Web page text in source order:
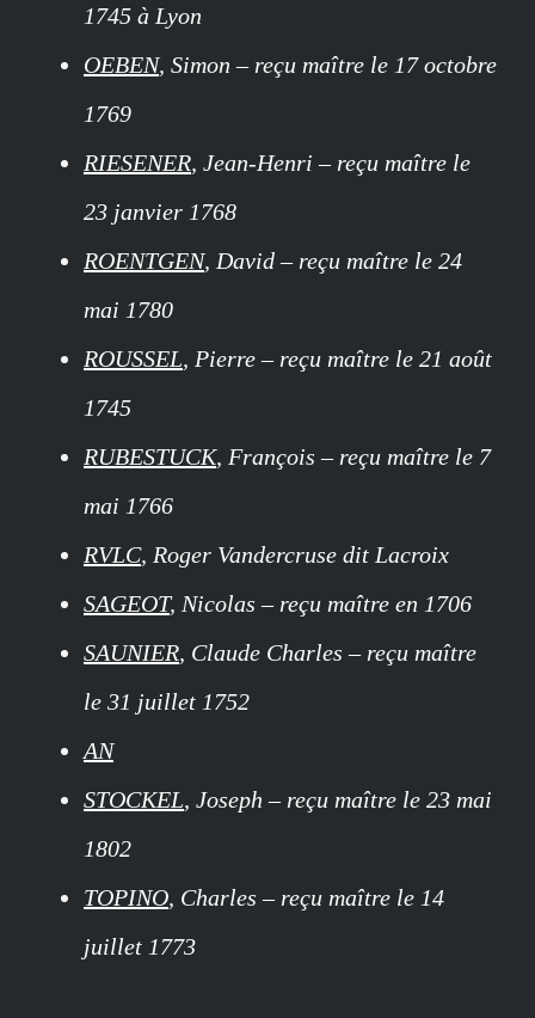
1745 à Lyon
OEBEN, Simon – reçu maître le 17 octobre
1769
RIESENER, Jean-Henri – reçu maître le
23 janvier 1768
ROENTGEN, David – reçu maître le 24
mai 1780
ROUSSEL, Pierre – reçu maître le 21 août
1745
RUBESTUCK, François – reçu maître le 7
mai 1766
RVLC, Roger Vandercruse dit Lacroix
SAGEOT, Nicolas – reçu maître en 1706
SAUNIER, Claude Charles – reçu maître
le 31 juillet 1752
AN
STOCKEL, Joseph – reçu maître le 23 mai
1802
TOPINO, Charles – reçu maître le 14
juillet 1773